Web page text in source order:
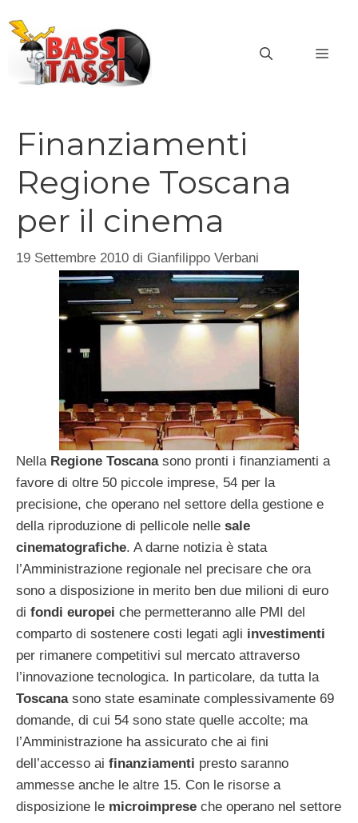
contenuto
Finanziamenti
Regione Toscana
per il cinema
19 Settembre 2010 di Gianfilippo Verbani
Nella Regione Toscanasono pronti i finanziamenti a
favore di oltre 50 piccole imprese, 54 per la
precisione, che operano nel settore della gestione e
della riproduzione di pellicole nelle sale
cinematografiche. A darne notizia è stata
l’Amministrazione regionale nel precisare che ora
sono a disposizione in merito ben due milioni di euro
di fondi europei che permetteranno alle PMI del
comparto di sostenere costi legati agli investimenti
per rimanere competitivi sul mercato attraverso
l’innovazione tecnologica. In particolare, da tutta la
Toscana sono state esaminate complessivamente 69
domande, di cui 54 sono state quelle accolte; ma
l’Amministrazione ha assicurato che ai fini
dell’accesso ai finanziamenti presto saranno
ammesse anche le altre 15. Con le risorse a
disposizione le microimprese che operano nel settore